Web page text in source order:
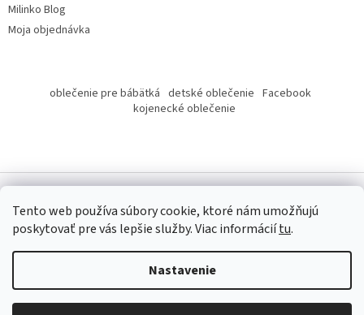
Tento web používa súbory cookie, ktoré nám umožňujú
poskytovať pre vás lepšie služby.Viac informáciítu.
Nastavenie
Milinko Blog
Moja objednávka
oblečenie pre bábätká detské oblečenie Facebook
kojenecké oblečenie